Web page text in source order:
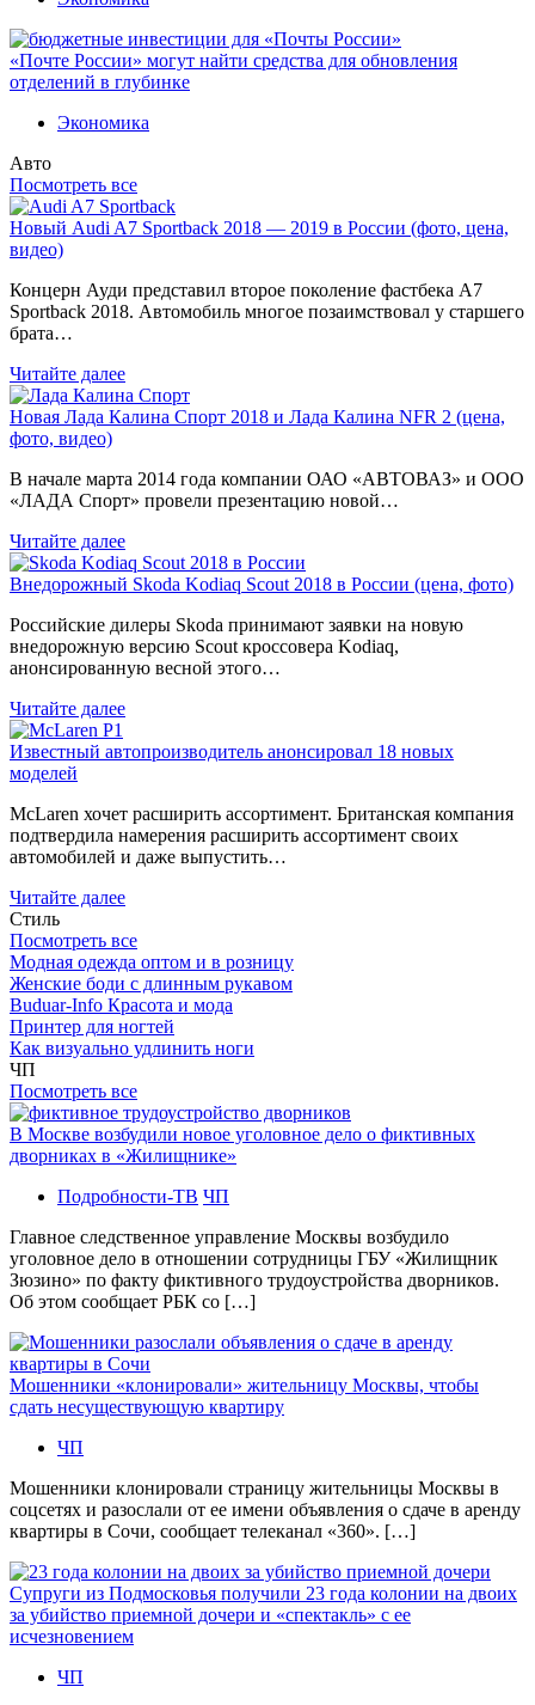
«Почте России» могут найти средства для обновления
отделений в глубинке
Экономика
Авто
Посмотреть все
Новый Audi A7 Sportback 2018 — 2019 в России (фото, цена,
видео)
Концерн Ауди представил второе поколение фастбека A7
Sportback 2018. Автомобиль многое позаимствовал у старшего
брата…
Читайте далее
Новая Лада Калина Спорт 2018 и Лада Калина NFR 2 (цена,
фото, видео)
В начале марта 2014 года компании ОАО «АВТОВАЗ» и ООО
«ЛАДА Спорт» провели презентацию новой…
Читайте далее
Внедорожный Skoda Kodiaq Scout 2018 в России (цена, фото)
Российские дилеры Skoda принимают заявки на новую
внедорожную версию Scout кроссовера Kodiaq,
анонсированную весной этого…
Читайте далее
Известный автопроизводитель анонсировал 18 новых
моделей
McLaren хочет расширить ассортимент. Британская компания
подтвердила намерения расширить ассортимент своих
автомобилей и даже выпустить…
Читайте далее
Стиль
Посмотреть все
Модная одежда оптом и в розницу
Женские боди с длинным рукавом
Buduar-Info Красота и мода
Принтер для ногтей
Как визуально удлинить ноги
ЧП
Посмотреть все
В Москве возбудили новое уголовное дело о фиктивных
дворниках в «Жилищнике»
Подробности-ТВ ЧП
Главное следственное управление Москвы возбудило
уголовное дело в отношении сотрудницы ГБУ «Жилищник
Зюзино» по факту фиктивного трудоустройства дворников.
Об этом сообщает РБК со […]
Мошенники «клонировали» жительницу Москвы, чтобы
сдать несуществующую квартиру
ЧП
Мошенники клонировали страницу жительницы Москвы в
соцсетях и разослали от ее имени объявления о сдаче в аренду
квартиры в Сочи, сообщает телеканал «360». […]
Супруги из Подмосковья получили 23 года колонии на двоих
за убийство приемной дочери и «спектакль» с ее
исчезновением
ЧП